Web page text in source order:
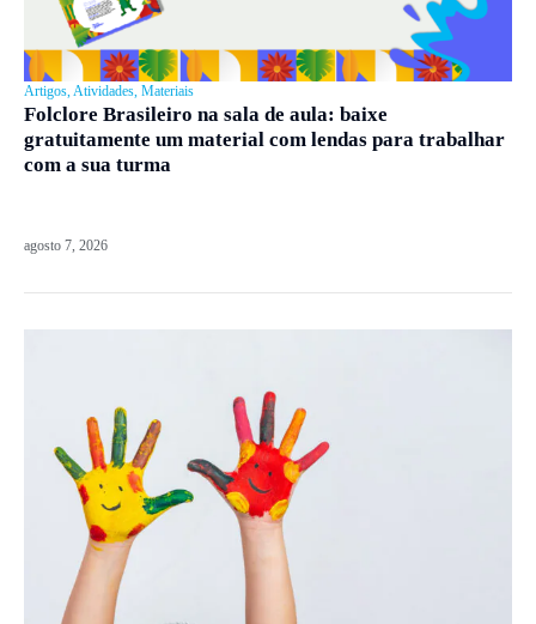
Artigos,Atividades, Materiais
Folclore Brasileiro na sala de aula: baixe
gratuitamente um material com lendas para trabalhar
com a sua turma
agosto 7, 2026